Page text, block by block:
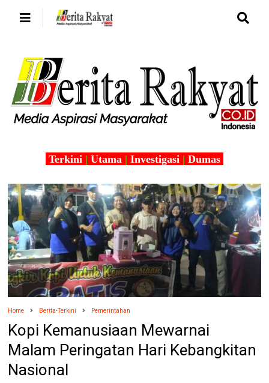
Terkini | Utama | Investigasi | Dumas
Home Berita-Terkini Pemerintahan
Kopi Kemanusiaan Mewarnai
Malam Peringatan Hari Kebangkitan
Nasional